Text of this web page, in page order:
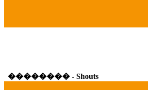
�������� - Shouts